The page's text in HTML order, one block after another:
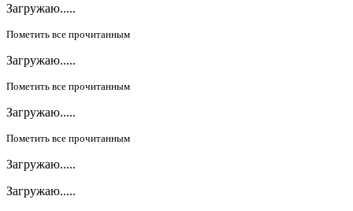
Загружаю.....
Пометить все прочитанным
Загружаю.....
Пометить все прочитанным
Загружаю.....
Пометить все прочитанным
Загружаю.....
Загружаю.....